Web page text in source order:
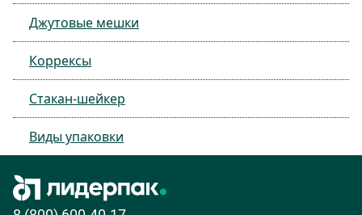
Джутовые мешки
Коррексы
Стакан-шейкер
Виды упаковки